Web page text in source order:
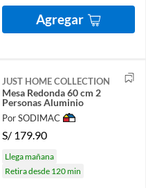
Agregar
JUST HOME COLLECTION
Mesa Redonda 60 cm 2
Personas Aluminio
Por SODIMAC
S/ 179.90
Llega mañana
Retira desde 120 min